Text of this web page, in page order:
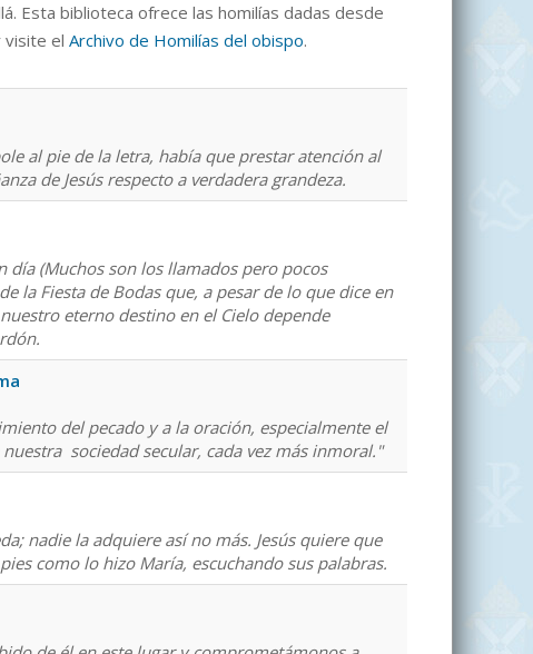
Esta biblioteca ofrece las homilías dadas desde
visite el Archivo de Homilías del obispo.
al pie de la letra, había que prestar atención al
de Jesús respecto a verdadera grandeza.
día (Muchos son los llamados pero pocos
la Fiesta de Bodas que, a pesar de lo que dice en
eterno destino en el Cielo depende
del pecado y a la oración, especialmente el
sociedad secular, cada vez más inmoral."
nadie la adquiere así no más. Jesús quiere que
como lo hizo María, escuchando sus palabras.